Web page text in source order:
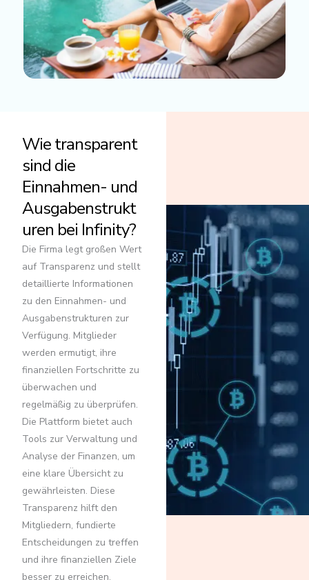
Wie transparent
sind die
Einnahmen- und
Ausgabenstrukt
uren bei Infinity?
Die Firma legt großen Wert
auf Transparenz und stellt
detaillierte Informationen
zu den Einnahmen- und
Ausgabenstrukturen zur
Verfügung. Mitglieder
werden ermutigt, ihre
finanziellen Fortschritte zu
überwachen und
regelmäßig zu überprüfen.
Die Plattform bietet auch
Tools zur Verwaltung und
Analyse der Finanzen, um
eine klare Übersicht zu
gewährleisten. Diese
Transparenz hilft den
Mitgliedern, fundierte
Entscheidungen zu treffen
und ihre finanziellen Ziele
besser zu erreichen.